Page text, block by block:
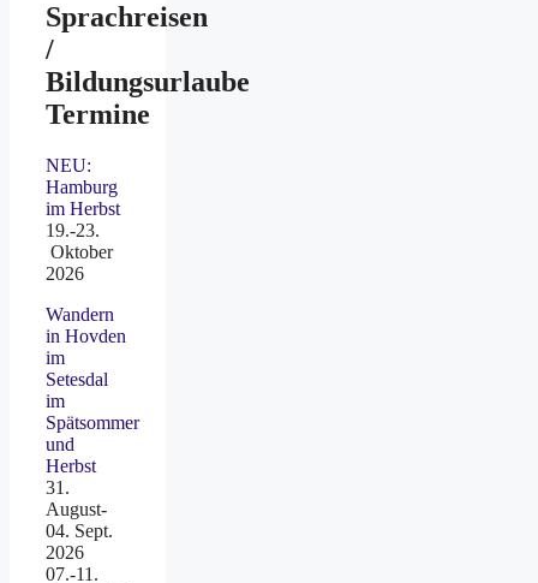
Sprachreisen
/
Bildungsurlaube
Termine
NEU:
Hamburg
im Herbst
19.-23.
Oktober
2026
Wandern
in Hovden
im
Setesdal
im
Spätsommer
und
Herbst
31.
August-
04. Sept.
2026
07.-11.